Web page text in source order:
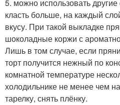
5. можно использовать
класть больше, на каждый
вкусу. При такой выкладке
шоколадные коржи с
Лишь в том случае, если
торт получится нежный по
комнатной температуре
холодильнике не менее чем
тарелку, снять плёнку.